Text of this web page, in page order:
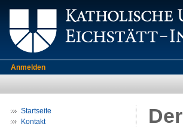
Anmelden
Startseite
Kontakt